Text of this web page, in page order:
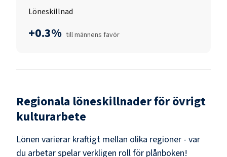
Löneskillnad
+0.3% till männens favör
Regionala löneskillnader förövrigt
kulturarbete
Lönen varierar kraftigt mellan olika regioner - var
du arbetar spelar verkligen roll för plånboken!